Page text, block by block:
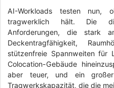
AI-Workloads testen nun,
tragwerklich hält. Die
Anforderungen, die stark
Deckentragfähigkeit,
stützenfreie Spannweiten für
Colocation-Gebäude
aber teuer, und ein
Tragwerkskapazität, die die